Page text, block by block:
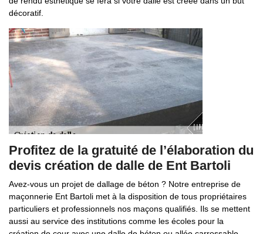
décoratif.
Profitez de la gratuité de l’élaboration du
devis création de dalle de Ent Bartoli
Avez-vous un projet de dallage de béton ? Notre entreprise de
maçonnerie Ent Bartoli met à la disposition de tous propriétaires
particuliers et professionnels nos maçons qualifiés. Ils se mettent
aussi au service des institutions comme les écoles pour la